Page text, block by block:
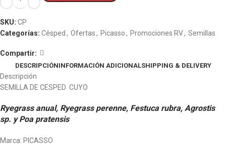
SKU: CP
Categorías: Césped , Ofertas, Picasso, Promociones RV, Semillas
Compartir:
DESCRIPCIÓNINFORMACIÓN ADICIONALSHIPPING & DELIVERY
Descripción
SEMILLA DE CESPED CUYO
Ryegrass anual, Ryegrass perenne, Festuca rubra, Agrostis
sp. y Poa pratensis
Marca: PICASSO